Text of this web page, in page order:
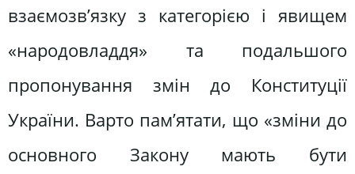
взаємозв’язку з категорією і явищем
«народовладдя» та подальшого
пропонування змін до Конституції
України. Варто пам’ятати, що «зміни до
основного Закону мають бути